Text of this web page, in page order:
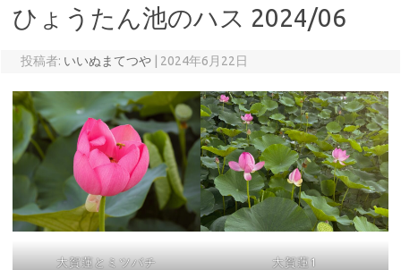
ひょうたん池のハス 2024/06
投稿者: いいぬまてつや 2024年6月22日
大賀蓮とミツバチ 大賀蓮1